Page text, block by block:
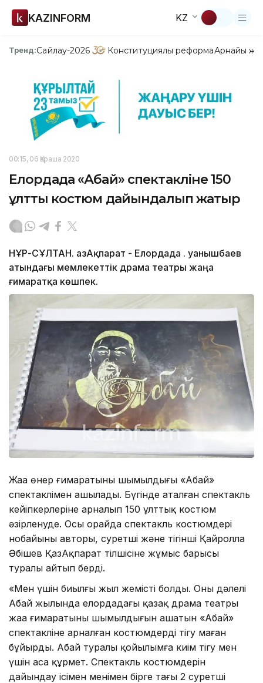
KAZINFORM KZ
Тренд:Сайлау-2026 Конституциялық реформаАрнайы
00:15, 06 Қараша 2020
Елордада «Абай» спектакліне 150
ұлттық костюм дайындалып жатыр
НҰР-СҰЛТАН. ҚазАқпарат - Елордада Қ. Қуанышбаев
атындағы мемлекеттік драма театры жаңа
ғимаратқа көшпек.
Жаңа өнер ғимаратының шымылдығы «Абай»
спектаклімен ашылады. Бүгінде аталған спектакль
кейіпкерлеріне арналып 150 ұлттық костюм
әзірленуде. Осы орайда спектакль костюмдері
нобайының авторы, суретші және тігінші Қайролла
Әбішев ҚазАқпарат тілшісіне жұмыс барысы
туралы айтып берді.
«Мен үшін биылғы жыл жемісті болды. Оның дәлелі
Абай жылында елордадағы қазақ драма театры
жаңа ғимаратының шымылдығын ашатын «Абай»
спектакліне арналған костюмдерді тігу маған
бұйырды. Абай туралы қойылымға киім тігу мен
үшін аса құрмет. Спектакль костюмдерін
дайындау ісімен менімен бірге тағы 2 суретші